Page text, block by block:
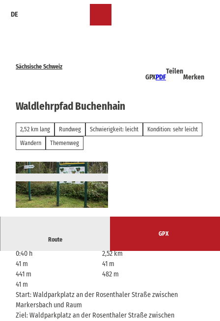
DE
Sächsische Schweiz
GPXPDF
Teilen
Merken
Waldlehrpfad Buchenhain
2,52 km lang Rundweg Schwierigkeit: leicht
Kondition: sehr leicht
Wandern
Themenweg
Route
GPX
0:40 h
2,52 km
41 m
41 m
441 m
482 m
41 m
Start: Waldparkplatz an der Rosenthaler Straße zwischen
Markersbach und Raum
Ziel: Waldparkplatz an der Rosenthaler Straße zwischen